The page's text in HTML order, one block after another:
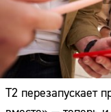
Т2 перезапускает